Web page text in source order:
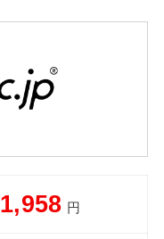
1,958 円